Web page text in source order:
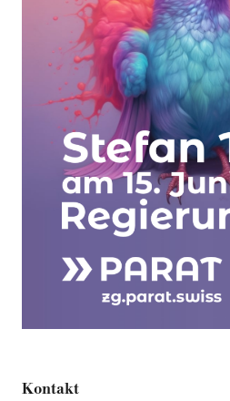
Kontakt